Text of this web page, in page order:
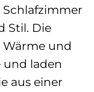
Stil. Die
und
laden
aus einer